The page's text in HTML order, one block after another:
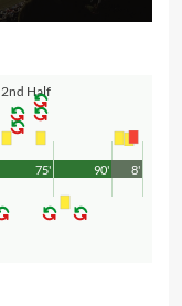
2nd Half
90'
75' 8'